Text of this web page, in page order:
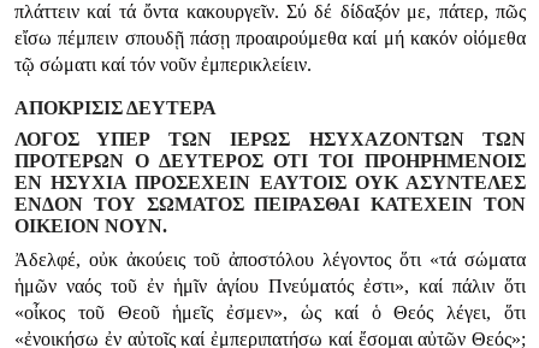
πλάττειν καί τά ὄντα κακουργεῖν. Σύ δέ δίδαξόν με, πάτερ, πῶς
εἴσω πέμπειν σπουδῇ πάσῃ προαιρούμεθα καί μή κακόν οἰόμεθα
τῷ σώματι καί τόν νοῦν ἐμπερικλείειν.
ΑΠΟΚΡΙΣΙΣ ΔΕΥΤΕΡΑ
ΛΟΓΟΣ ΥΠΕΡ ΤΩΝ ΙΕΡΩΣ ΗΣΥΧΑΖΟΝΤΩΝ ΤΩΝ
ΠΡΟΤΕΡΩΝ Ο ΔΕΥΤΕΡΟΣ ΟΤΙ ΤΟΙ ΠΡΟΗΡΗΜΕΝΟΙΣ
ΕΝ ΗΣΥΧΙΑ ΠΡΟΣΕΧΕΙΝ ΕΑΥΤΟΙΣ ΟΥΚ ΑΣΥΝΤΕΛΕΣ
ΕΝΔΟΝ ΤΟΥ ΣΩΜΑΤΟΣ ΠΕΙΡΑΣΘΑΙ ΚΑΤΕΧΕΙΝ ΤΟΝ
ΟΙΚΕΙΟΝ ΝΟΥΝ.
Ἀδελφέ, οὐκ ἀκούεις τοῦ ἀποστόλου λέγοντος ὅτι «τά σώματα
ἡμῶν ναός τοῦ ἐν ἡμῖν ἁγίου Πνεύματός ἐστι», καί πάλιν ὅτι
«οἶκος τοῦ Θεοῦ ἡμεῖς ἐσμεν», ὡς καί ὁ Θεός λέγει, ὅτι
«ἐνοικήσω ἐν αὐτοῖς καί ἐμπεριπατήσω καί ἔσομαι αὐτῶν Θεός»;